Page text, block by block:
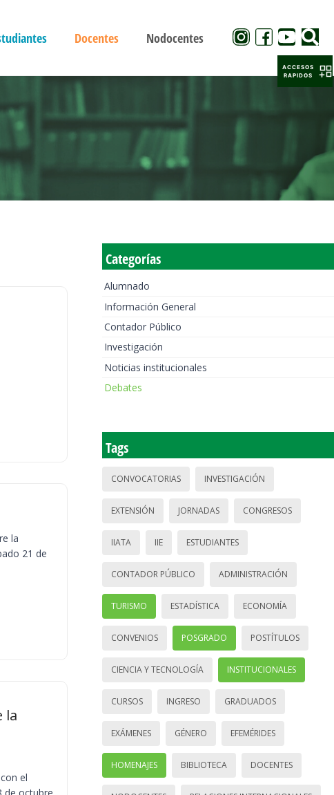
Docentes Nodocentes
la
21 de
la
el
Categorías
Alumnado
Información General
Contador Público
Investigación
Noticias institucionales
Debates
Tags
CONVOCATORIAS INVESTIGACIÓN
EXTENSIÓN JORNADAS CONGRESOS
IIATA IIE ESTUDIANTES
CONTADOR PÚBLICO ADMINISTRACIÓN
TURISMO ESTADÍSTICA ECONOMÍA
CONVENIOS POSGRADO POSTÍTULOS
CIENCIA Y TECNOLOGÍA INSTITUCIONALES
CURSOS INGRESO GRADUADOS
EXÁMENES GÉNERO EFEMÉRIDES
HOMENAJES BIBLIOTECA DOCENTES
ACCESOS
RAPIDOS